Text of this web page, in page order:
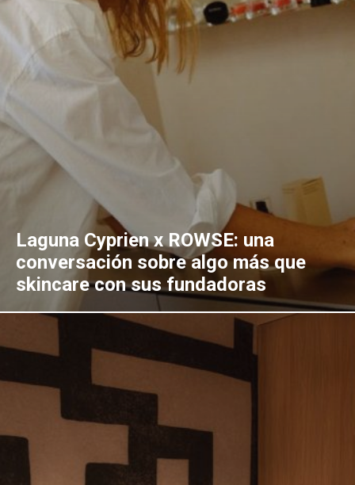
Laguna Cyprien x ROWSE: una
conversación sobre algo más que
skincare con sus fundadoras